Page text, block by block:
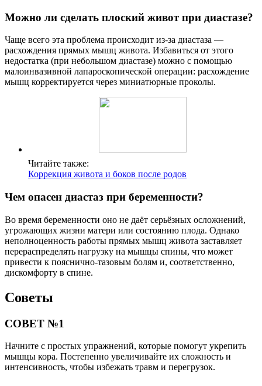
Можно ли сделать плоский живот при диастазе?
Чаще всего эта проблема происходит из-за диастаза —
расхождения прямых мышц живота. Избавиться от этого
недостатка (при небольшом диастазе) можно с помощью
малоинвазивной лапароскопической операции: расхождение
мышц корректируется через миниатюрные проколы.
Читайте также:
Коррекция живота и боков после родов
Чем опасен диастаз при беременности?
Во время беременности оно не даёт серьёзных осложнений,
угрожающих жизни матери или состоянию плода. Однако
неполноценность работы прямых мышц живота заставляет
перераспределять нагрузку на мышцы спины, что может
привести к пояснично-тазовым болям и, соответственно,
дискомфорту в спине.
Советы
СОВЕТ №1
Начните с простых упражнений, которые помогут укрепить
мышцы кора. Постепенно увеличивайте их сложность и
интенсивность, чтобы избежать травм и перегрузок.